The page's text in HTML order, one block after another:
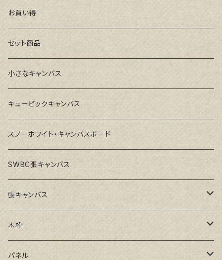
お買い得
セット商品
小さなキャンバス
キュービックキャンバス
スノーホワイト・キャンバスボード
SWBC張キャンバス
張キャンバス
GAERA F(中細目)
GAERA BA(中荒目)
木枠
ルーブル米杉木枠
パネル